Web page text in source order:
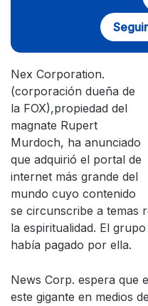
Nex Corporation.
(corporación dueña de
la FOX),propiedad del
magnate Rupert
Murdoch, ha anunciado
que adquirió el portal de
internet más grande del
mundo cuyo contenido
se circunscribe a temas
la espiritualidad. El
había pagado por ella.
News Corp. espera que
este gigante en medios